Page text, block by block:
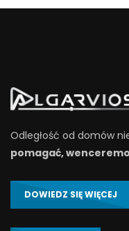
Odległość od domów
pomagać,
DOWIEDZ SIĘ WIĘCEJ